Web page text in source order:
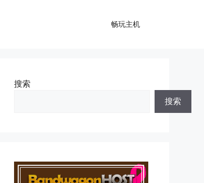
畅玩主机
搜索
搜索